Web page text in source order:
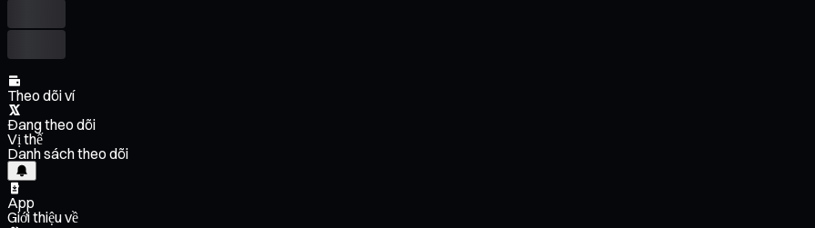
Theo dõi ví
Đang theo dõi
Vị thế
Danh sách theo dõi
App
Giới thiệu về